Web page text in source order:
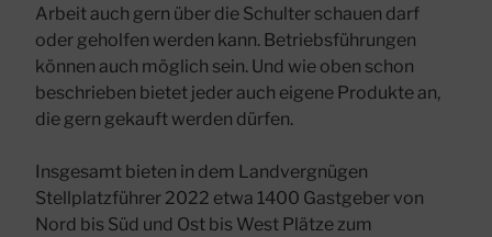
Arbeit auch gern über die Schulter schauen darf
oder geholfen werden kann. Betriebsführungen
können auch möglich sein. Und wie oben schon
beschrieben bietet jeder auch eigene Produkte an,
die gern gekauft werden dürfen.
Insgesamt bieten in dem Landvergnügen
Stellplatzführer 2022 etwa 1400 Gastgeber von
Nord bis Süd und Ost bis West Plätze zum